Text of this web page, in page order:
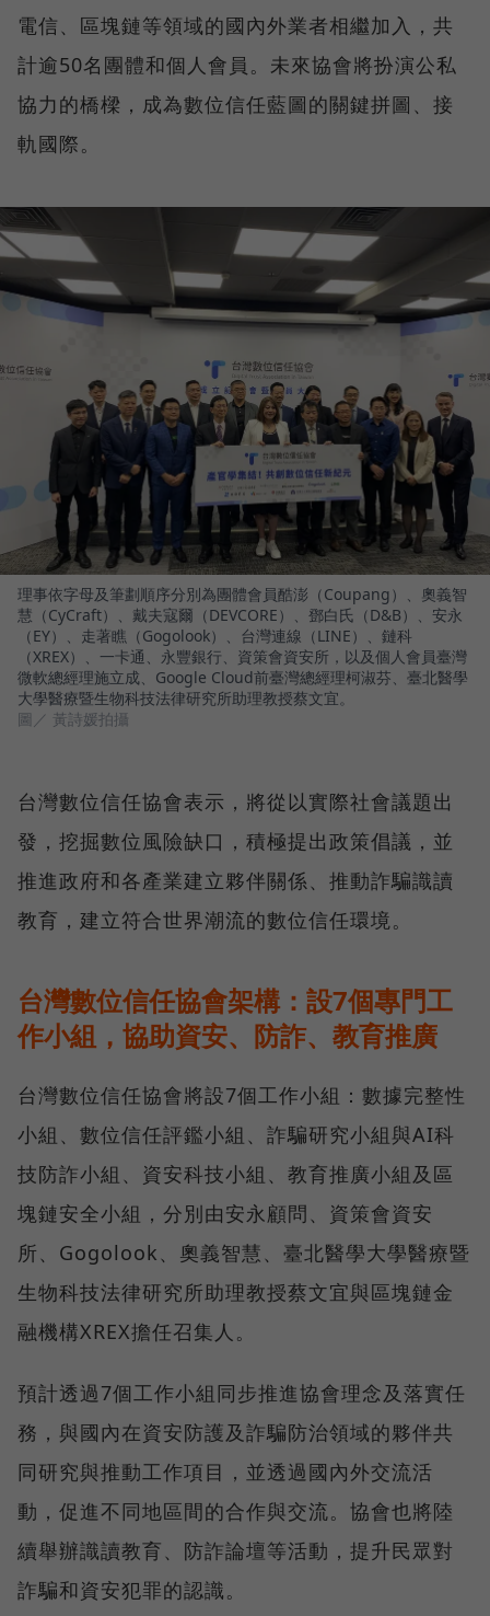
電信、區塊鏈等領域的國內外業者相繼加入，共
計逾50名團體和個人會員。未來協會將扮演公私
協力的橋樑，成為數位信任藍圖的關鍵拼圖、接
軌國際。
理事依字母及筆劃順序分別為團體會員酷澎（Coupang）、奧義智
慧（CyCraft）、戴夫寇爾（DEVCORE）、鄧白氏（D&B）、安永
（EY）、走著瞧（Gogolook）、台灣連線（LINE）、鏈科
（XREX）、一卡通、永豐銀行、資策會資安所，以及個人會員臺灣
微軟總經理施立成、Google Cloud前臺灣總經理柯淑芬、臺北醫學
大學醫療暨生物科技法律研究所助理教授蔡文宜。
圖／ 黃詩媛拍攝
台灣數位信任協會表示，將從以實際社會議題出
發，挖掘數位風險缺口，積極提出政策倡議，並
推進政府和各產業建立夥伴關係、推動詐騙識讀
教育，建立符合世界潮流的數位信任環境。
台灣數位信任協會架構：設7個專門工
作小組，協助資安、防詐、教育推廣
台灣數位信任協會將設7個工作小組：數據完整性
小組、數位信任評鑑小組、詐騙研究小組與AI科
技防詐小組、資安科技小組、教育推廣小組及區
塊鏈安全小組，分別由安永顧問、資策會資安
所、Gogolook、奧義智慧、臺北醫學大學醫療暨
生物科技法律研究所助理教授蔡文宜與區塊鏈金
融機構XREX擔任召集人。
預計透過7個工作小組同步推進協會理念及落實任
務，與國內在資安防護及詐騙防治領域的夥伴共
同研究與推動工作項目，並透過國內外交流活
動，促進不同地區間的合作與交流。協會也將陸
續舉辦識讀教育、防詐論壇等活動，提升民眾對
詐騙和資安犯罪的認識。